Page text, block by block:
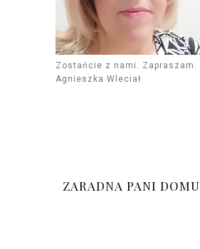
Zostańcie z nami. Zapraszam.
Agnieszka Wleciał
ZARADNA PANI DOMU